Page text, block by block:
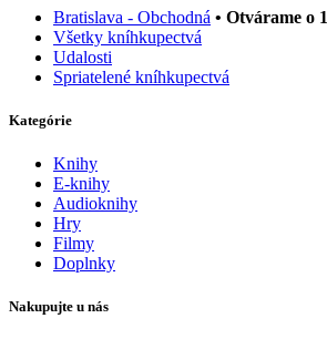
Bratislava - Obchodná • Otvárame o
Všetky kníhkupectvá
Udalosti
Spriatelené kníhkupectvá
Kategórie
Knihy
E-knihy
Audioknihy
Hry
Filmy
Doplnky
Nakupujte u nás